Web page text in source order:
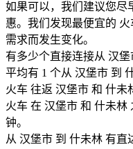
如果可以，我们建议您尽
惠。我们发现最便宜的
需求而发生变化。
有多少个直接连接从 汉堡
平均有 1 个从 汉堡市 到
火车 往返 汉堡市 和 什未
火车 在 汉堡市 和 什未林
钟。
从 汉堡市 到 什未林 有直